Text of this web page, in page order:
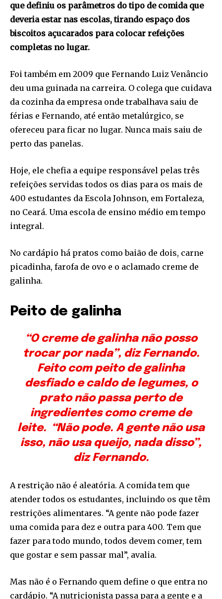
que definiu os parâmetros do tipo de comida que
deveria estar nas escolas, tirando espaço dos
biscoitos açucarados para colocar refeições
completas no lugar.
Foi também em 2009 que Fernando Luiz Venâncio
deu uma guinada na carreira. O colega que cuidava
da cozinha da empresa onde trabalhava saiu de
férias e Fernando, até então metalúrgico, se
ofereceu para ficar no lugar. Nunca mais saiu de
perto das panelas.
Hoje, ele chefia a equipe responsável pelas três
refeições servidas todos os dias para os mais de
400 estudantes da Escola Johnson, em Fortaleza,
no Ceará. Uma escola de ensino médio em tempo
integral.
No cardápio há pratos como baião de dois, carne
picadinha, farofa de ovo e o aclamado creme de
galinha.
Peito de galinha
“O creme de galinha não posso
trocar por nada”, diz Fernando.
Feito com peito de galinha
desfiado e caldo de legumes, o
prato não passa perto de
ingredientes como creme de
leite. “Não pode. A gente não usa
isso, não usa queijo, nada disso”,
diz Fernando.
A restrição não é aleatória. A comida tem que
atender todos os estudantes, incluindo os que têm
restrições alimentares. “A gente não pode fazer
uma comida para dez e outra para 400. Tem que
fazer para todo mundo, todos devem comer, tem
que gostar e sem passar mal”, avalia.
Mas não é o Fernando quem define o que entra no
cardápio. “A nutricionista passa para a gente e a